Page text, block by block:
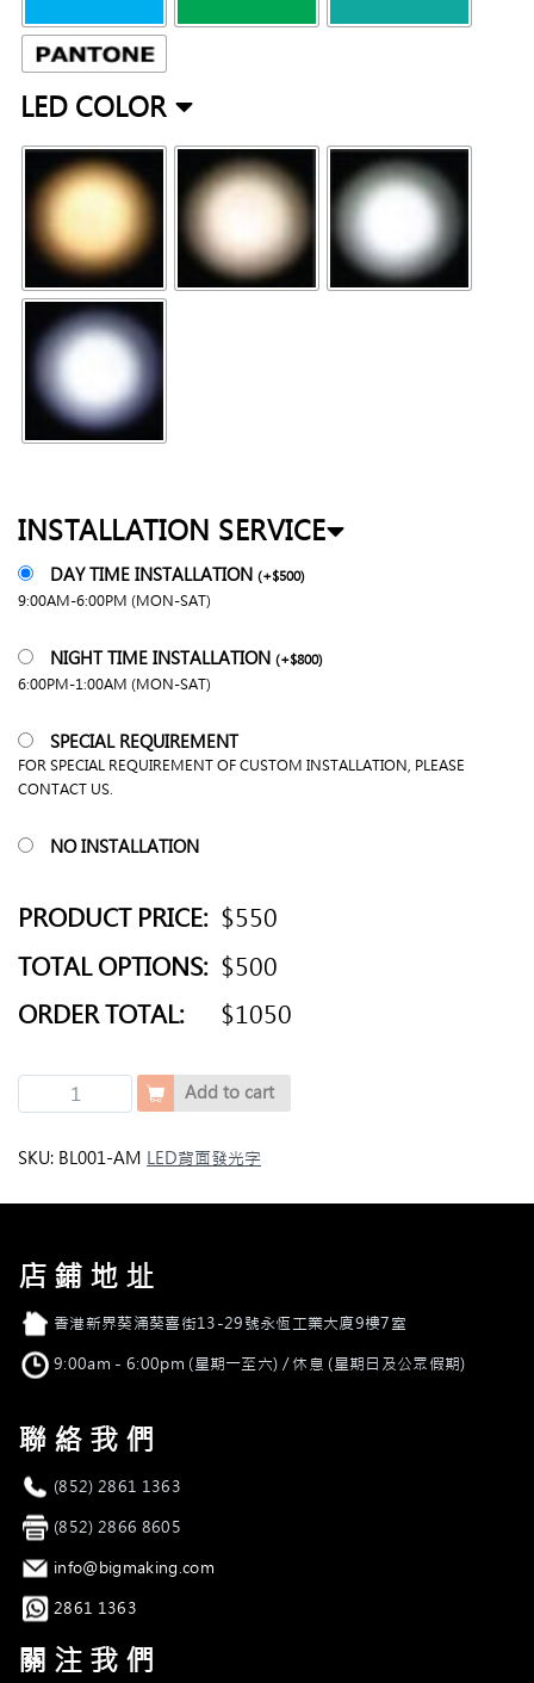
LED COLOR
INSTALLATION SERVICE
DAY TIME INSTALLATION (+$500)
9:00AM-6:00PM (MON-SAT)
NIGHT TIME INSTALLATION (+$800)
6:00PM-1:00AM (MON-SAT)
SPECIAL REQUIREMENT
FOR SPECIAL REQUIREMENT OF CUSTOM INSTALLATION, PLEASE
CONTACT US.
NO INSTALLATION
PRODUCT PRICE: $550
TOTAL OPTIONS: $500
ORDER TOTAL:
$1050
邊
底
屬
字
Add to cart
SKU: BL001-AM LED背面發光字
店鋪地址
店舖地址香港新界葵涌葵喜街13-29號永恆工業大廈9樓7室
營業時間9:00am - 6:00pm (星期一至六) / 休息 (星期日及公眾假期)
聯絡我們
電話 (852) 2861 1363
傳真 (852) 2866 8605
電郵 info@bigmaking.com
Whatsapp
2861 1363
關注我們